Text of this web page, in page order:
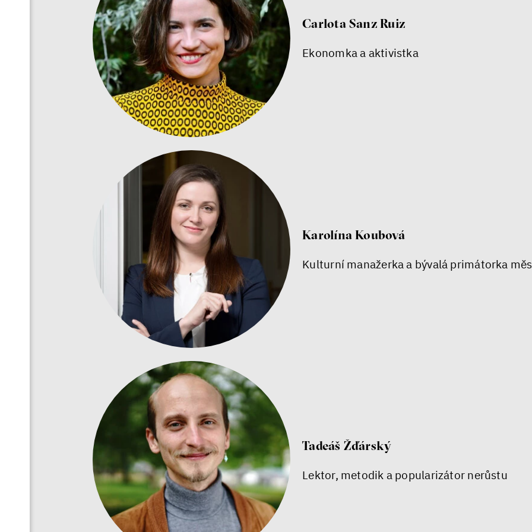
Carlota Sanz Ruiz
Ekonomka a aktivistka
Karolína Koubová
Kulturní manažerka a bývalá primátorka
Tadeáš Žďárský
Lektor, metodik a popularizátor nerůstu